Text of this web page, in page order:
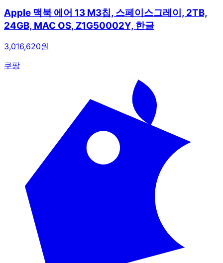
Apple 맥북 에어 13 M3칩, 스페이스그레이, 2TB,
24GB, MAC OS, Z1G50002Y, 한글
3,016,620원
쿠팡